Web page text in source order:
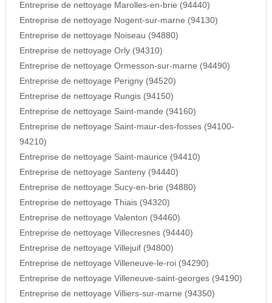
Entreprise de nettoyage Marolles-en-brie (94440)
Entreprise de nettoyage Nogent-sur-marne (94130)
Entreprise de nettoyage Noiseau (94880)
Entreprise de nettoyage Orly (94310)
Entreprise de nettoyage Ormesson-sur-marne (94490)
Entreprise de nettoyage Perigny (94520)
Entreprise de nettoyage Rungis (94150)
Entreprise de nettoyage Saint-mande (94160)
Entreprise de nettoyage Saint-maur-des-fosses (94100-
94210)
Entreprise de nettoyage Saint-maurice (94410)
Entreprise de nettoyage Santeny (94440)
Entreprise de nettoyage Sucy-en-brie (94880)
Entreprise de nettoyage Thiais (94320)
Entreprise de nettoyage Valenton (94460)
Entreprise de nettoyage Villecresnes (94440)
Entreprise de nettoyage Villejuif (94800)
Entreprise de nettoyage Villeneuve-le-roi (94290)
Entreprise de nettoyage Villeneuve-saint-georges (94190)
Entreprise de nettoyage Villiers-sur-marne (94350)